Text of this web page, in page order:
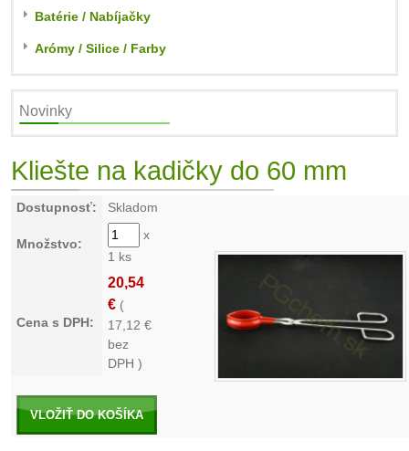
Batérie / Nabíjačky
Arómy / Silice / Farby
Novinky
Kliešte na kadičky do 60 mm
Dostupnosť: Skladom
Množstvo:
x
1 ks
Cena s DPH:
20,54
€ (
17,12 €
bez
DPH )
VLOŽIŤ DO KOŠÍKA